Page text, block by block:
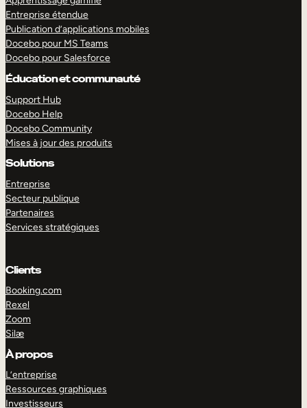
Entreprise étendue
Publication d’applications mobiles
Docebo pour MS Teams
Docebo pour Salesforce
Éducation et communauté
Support Hub
Docebo Help
Docebo Community
Mises à jour des produits
Solutions
Entreprise
Secteur publique
Partenaires
Services stratégiques
Clients
Booking.com
Rexel
Zoom
Silæ
À propos
L’entreprise
Ressources graphiques
Investisseurs